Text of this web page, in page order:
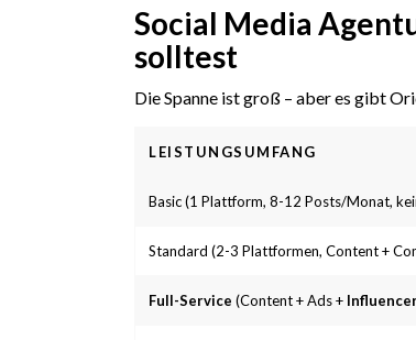
Social Media
solltest
Die Spanne ist groß – aber es gibt
LEISTUNGSUMFANG
Basic (1 Plattform, 8-12 Posts/Monat,
Standard (2-3 Plattformen, Content +
Full-Service (Content + Ads +